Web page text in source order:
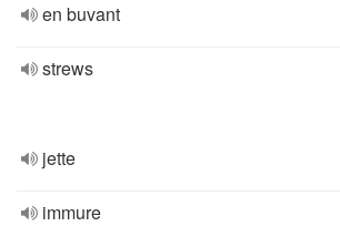
en buvant
strews
jette
immure